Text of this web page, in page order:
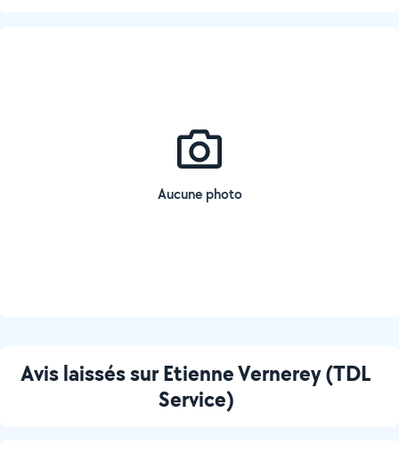
Aucune photo
Avis laissés sur Etienne Vernerey (TDL
Service)